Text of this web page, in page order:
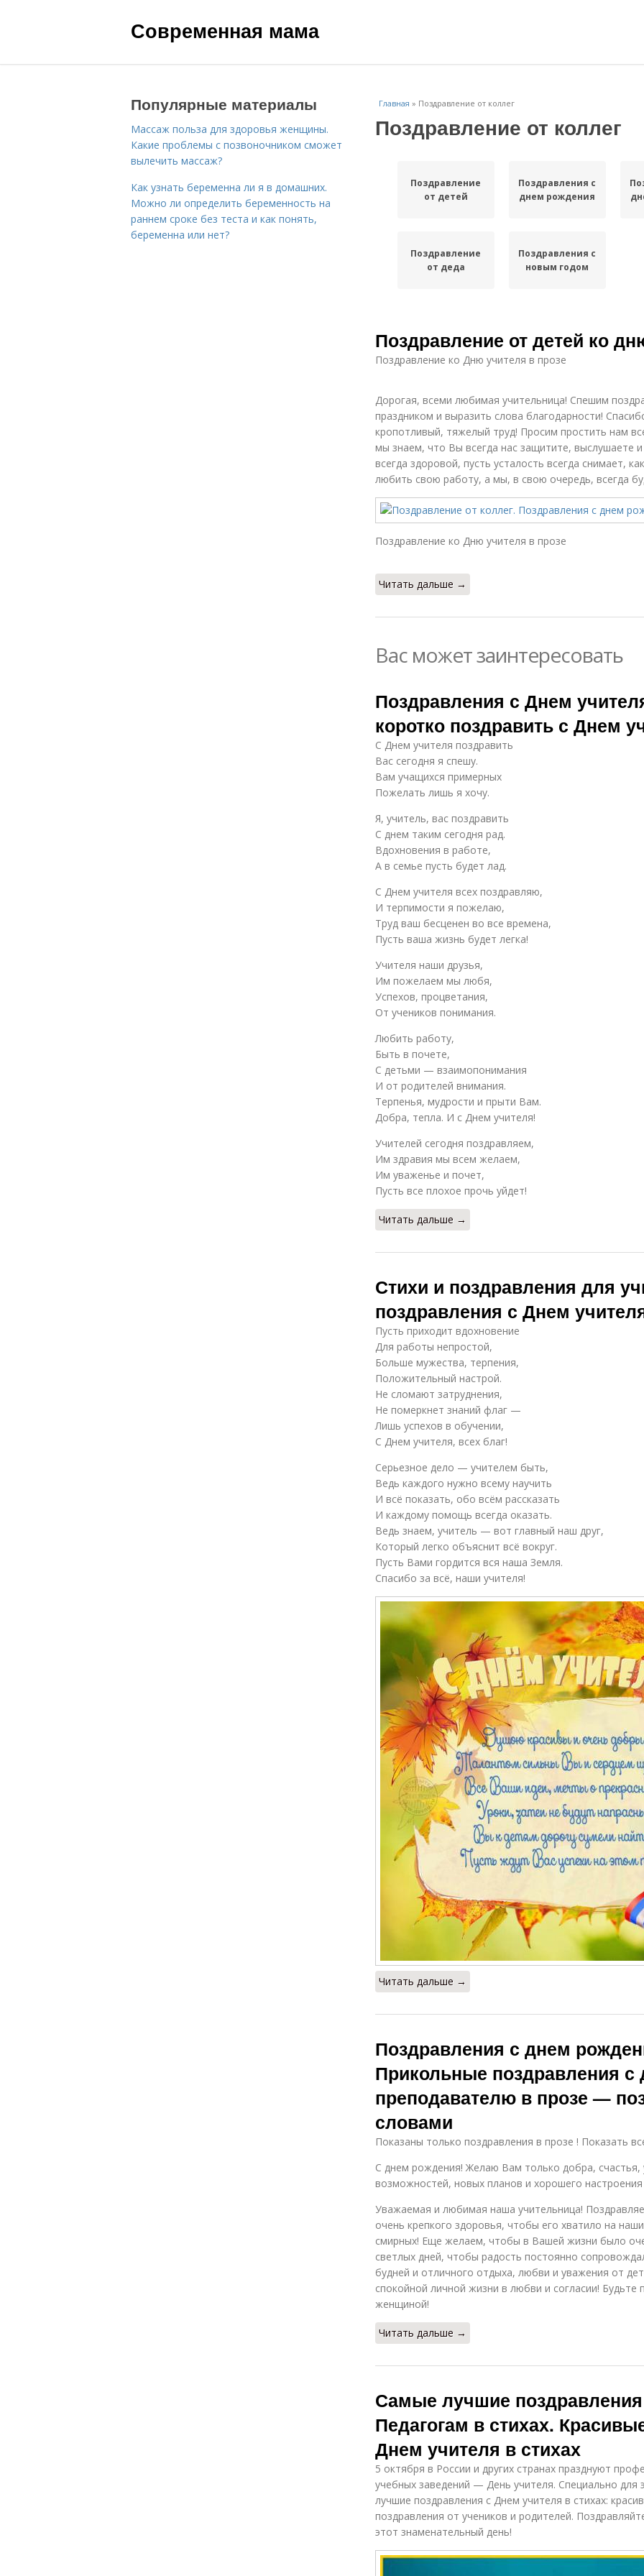
Современная мама
Главная » Поздравление от коллег
Поздравление от коллег
Поздравление
от детей
Поздравления с
днем рождения
Поздравление
от деда
Поздравления с
новым годом
Поздравление от детей ко
Поздравление ко Дню учителя в прозе
Дорогая, всеми любимая учительница! Спешим
праздником и выразить слова благодарности!
кропотливый, тяжелый труд! Просим простить нам
мы знаем, что Вы всегда нас защитите, выслушаете
всегда здоровой, пусть усталость всегда снимает,
любить свою работу, а мы, в свою очередь, всегда
Поздравление ко Дню учителя в прозе
Читать дальше →
Вас может заинтересовать
Поздравления с Днем
коротко поздравить с Днем
С Днем учителя поздравить
Вас сегодня я спешу.
Вам учащихся примерных
Пожелать лишь я хочу.
Я, учитель, вас поздравить
С днем таким сегодня рад.
Вдохновения в работе,
А в семье пусть будет лад.
С Днем учителя всех поздравляю,
И терпимости я пожелаю,
Труд ваш бесценен во все времена,
Пусть ваша жизнь будет легка!
Учителя наши друзья,
Им пожелаем мы любя,
Успехов, процветания,
От учеников понимания.
Любить работу,
Быть в почете,
С детьми — взаимопонимания
И от родителей внимания.
Терпенья, мудрости и прыти Вам.
Добра, тепла. И с Днем учителя!
Учителей сегодня поздравляем,
Им здравия мы всем желаем,
Им уваженье и почет,
Пусть все плохое прочь уйдет!
Читать дальше →
Стихи и поздравления для
поздравления с Днем
Пусть приходит вдохновение
Для работы непростой,
Больше мужества, терпения,
Положительный настрой.
Не сломают затруднения,
Не померкнет знаний флаг —
Лишь успехов в обучении,
С Днем учителя, всех благ!
Серьезное дело — учителем быть,
Ведь каждого нужно всему научить
И всё показать, обо всём рассказать
И каждому помощь всегда оказать.
Ведь знаем, учитель — вот главный наш друг,
Который легко объяснит всё вокруг.
Пусть Вами гордится вся наша Земля.
Спасибо за всё, наши учителя!
Читать дальше →
Поздравления с днем
Прикольные поздравления
преподавателю в прозе —
словами
Показаны только поздравления в прозе ! Показать
С днем рождения! Желаю Вам только добра,
возможностей, новых планов и хорошего
Уважаемая и любимая наша учительница!
очень крепкого здоровья, чтобы его хватило на
смирных! Еще желаем, чтобы в Вашей жизни было
светлых дней, чтобы радость постоянно
будней и отличного отдыха, любви и уважения от
спокойной личной жизни в любви и согласии!
женщиной!
Читать дальше →
Самые лучшие
Педагогам в стихах.
Днем учителя в стихах
5 октября в России и других странах празднуют
учебных заведений — День учителя. Специально для
лучшие поздравления с Днем учителя в стихах:
поздравления от учеников и родителей.
этот знаменательный день!
Популярные материалы
Массаж польза для здоровья женщины.
Какие проблемы с позвоночником сможет
вылечить массаж?
Как узнать беременна ли я в домашних.
Можно ли определить беременность на
раннем сроке без теста и как понять,
беременна или нет?